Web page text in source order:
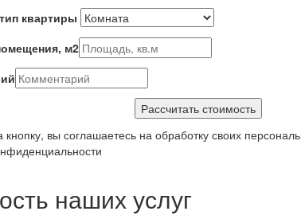
квартиры
м2
вы соглашаетесь на обработку своих
наших услуг